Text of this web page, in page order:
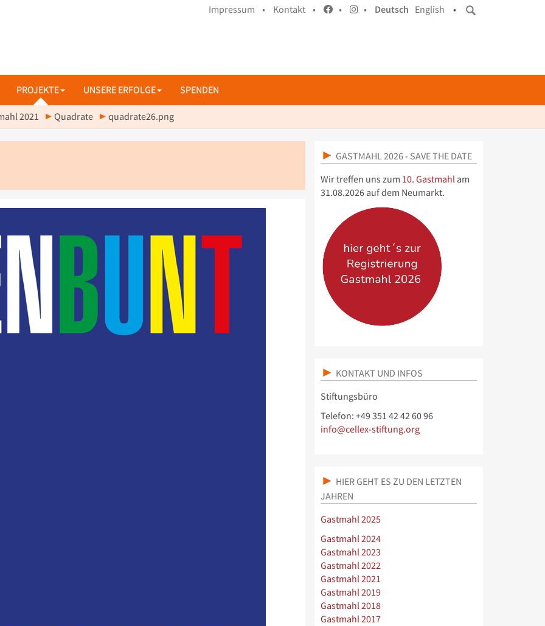
Impressum • Kontakt • • • Deutsch English •
PROJEKTE UNSERE ERFOLGE SPENDEN
2021 Quadrate quadrate26.png
GASTMAHL 2026 - SAVE THE DATE
Wir treffen uns zum 10. Gastmahlam
31.08.2026 auf dem Neumarkt.
KONTAKT UND INFOS
Stiftungsbüro
Telefon: +49 351 42 42 60 96
info@cellex-stiftung.org
HIER GEHT ES ZU DEN LETZTEN
JAHREN
Gastmahl 2025
Gastmahl 2024
Gastmahl 2023
Gastmahl 2022
Gastmahl 2021
Gastmahl 2019
Gastmahl 2018
Gastmahl 2017